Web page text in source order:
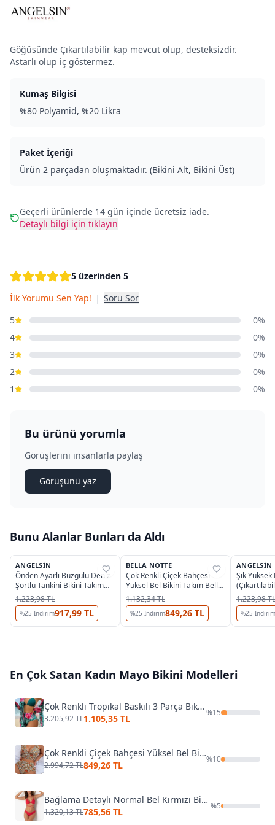
Göğüsünde Çıkartılabilir kap mevcut olup, desteksizdir.
Astarlı olup iç göstermez.
Kumaş Bilgisi
%80 Polyamid, %20 Likra
Paket İçeriği
Ürün 2 parçadan oluşmaktadır. (Bikini Alt, Bikini Üst)
Geçerli ürünlerde 14 gün içinde ücretsiz iade.
Detaylı bilgi için tıklayın
5 üzerinden 5
İlk Yorumu Sen Yap! | Soru Sor
5
0%
4
0%
3
0%
2
0%
1
0%
Bu ürünü yorumla
Görüşlerini insanlarla paylaş
Görüşünü yaz
Bunu Alanlar Bunları da Aldı
%35
ANGELSIN
Önden Ayarlı Büzgülü Deniz
Şortlu Tankini Bikini Takım
Siyah Angelsin MS4332
1.223,98 TL
%25 İndirim917,99 TL
%72
BELLA NOTTE
Çok Renkli Çiçek Bahçesi
Yüksel Bel Bikini Takım Bella
Notte M-9027
1.132,34 TL
%25 İndirim849,26 TL
%35
ANGELSIN
Şık
MS4097
1.223,98 TL
%25 İndirim
En Çok Satan Kadın Mayo Bikini Modelleri
Çok Renkli Tropikal Baskılı 3 Parça Bikini Takımı Bella Notte M-9007
3.205,92 TL1.105,35 TL
%15
Çok Renkli Çiçek Bahçesi Yüksel Bel Bikini Takım Bella Notte M-9027
2.994,72 TL849,26 TL
%10
Bağlama Detaylı Normal Bel Kırmızı Bikini Takım DoReMi 002-001000
1.320,13 TL785,56 TL
%5